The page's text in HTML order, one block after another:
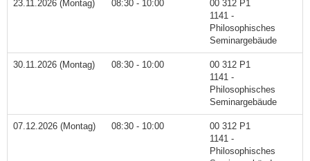
23.11.2026 (Montag) 08:30 - 10:00
00 312 P1
1141 -
Philosophisches
Seminargebäude
30.11.2026 (Montag) 08:30 - 10:00
00 312 P1
1141 -
Philosophisches
Seminargebäude
07.12.2026 (Montag) 08:30 - 10:00
00 312 P1
1141 -
Philosophisches